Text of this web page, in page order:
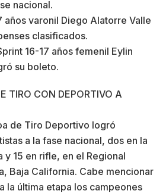
nacional.
años varonil Diego Alatorre Valle
clasificados.
16-17 años femenil Eylin
su boleto.
TIRO CON DEPORTIVO A
de Tiro Deportivo logró
a la fase nacional, dos en la
y 15 en rifle, en el Regional
Baja California. Cabe mencionar
la última etapa los campeones